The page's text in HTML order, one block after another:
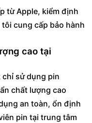
từ Apple, kiểm định
cung cấp bảo hành
cao tại
chỉ sử dụng pin
chất lượng cao
an toàn, ổn định
pin tại trung tâm